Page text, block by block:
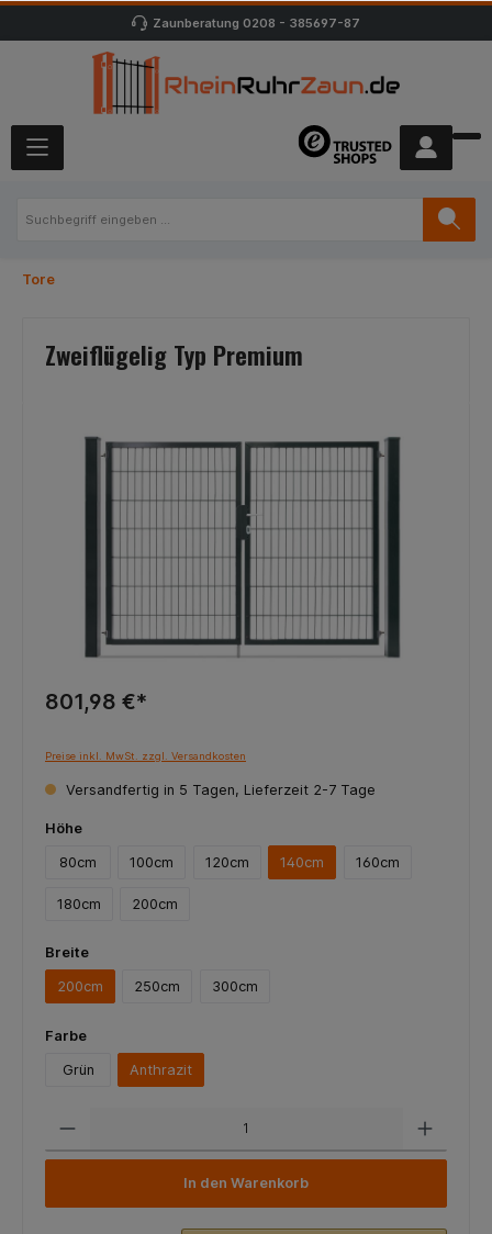
Zaunberatung 0208 - 385697-87
Tore
Zweiflügelig Typ Premium
801,98 €*
Preise inkl. MwSt. zzgl. Versandkosten
Versandfertig in 5 Tagen, Lieferzeit 2-7 Tage
Höhe
80cm 100cm 120cm 140cm 160cm
180cm 200cm
Breite
200cm 250cm 300cm
Farbe
Grün Anthrazit
In den Warenkorb